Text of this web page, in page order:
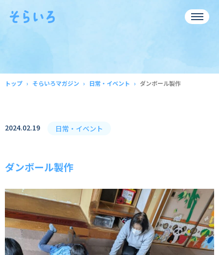
トップ そらいろマガジン 日常・イベント ダンボール製作
2024.02.19 日常・イベント
ダンボール製作